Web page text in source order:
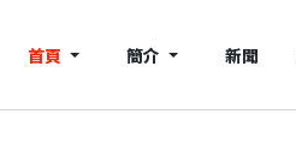
首頁 簡介 新聞